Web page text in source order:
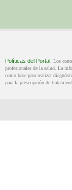
Políticas del Portal . Los
profesionales de la salud. La
como base para realizar
para la prescripción de